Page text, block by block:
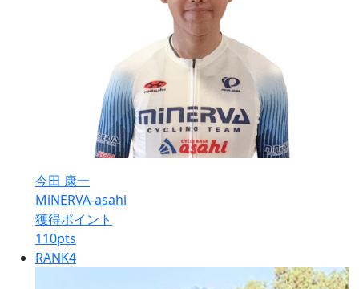
今田 康一
MiNERVA-asahi
獲得ポイント
110pts
RANK4